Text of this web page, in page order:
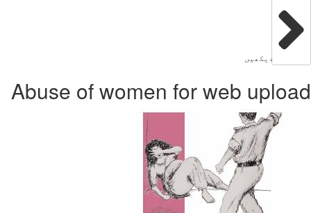
دیکھیں
Abuse of women for web